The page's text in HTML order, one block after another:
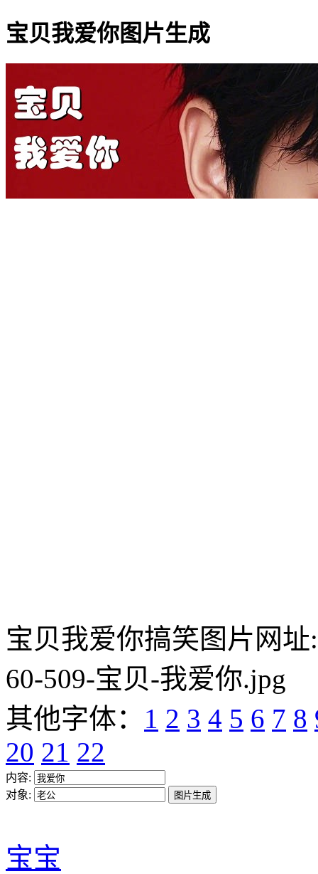
宝贝我爱你图片生成
宝贝我爱你搞笑图片网址
60-509-宝贝-我爱你.jpg
其他字体： 1 2 3 4 5 6 7 8
20 21 22
内容:
对象:
宝宝